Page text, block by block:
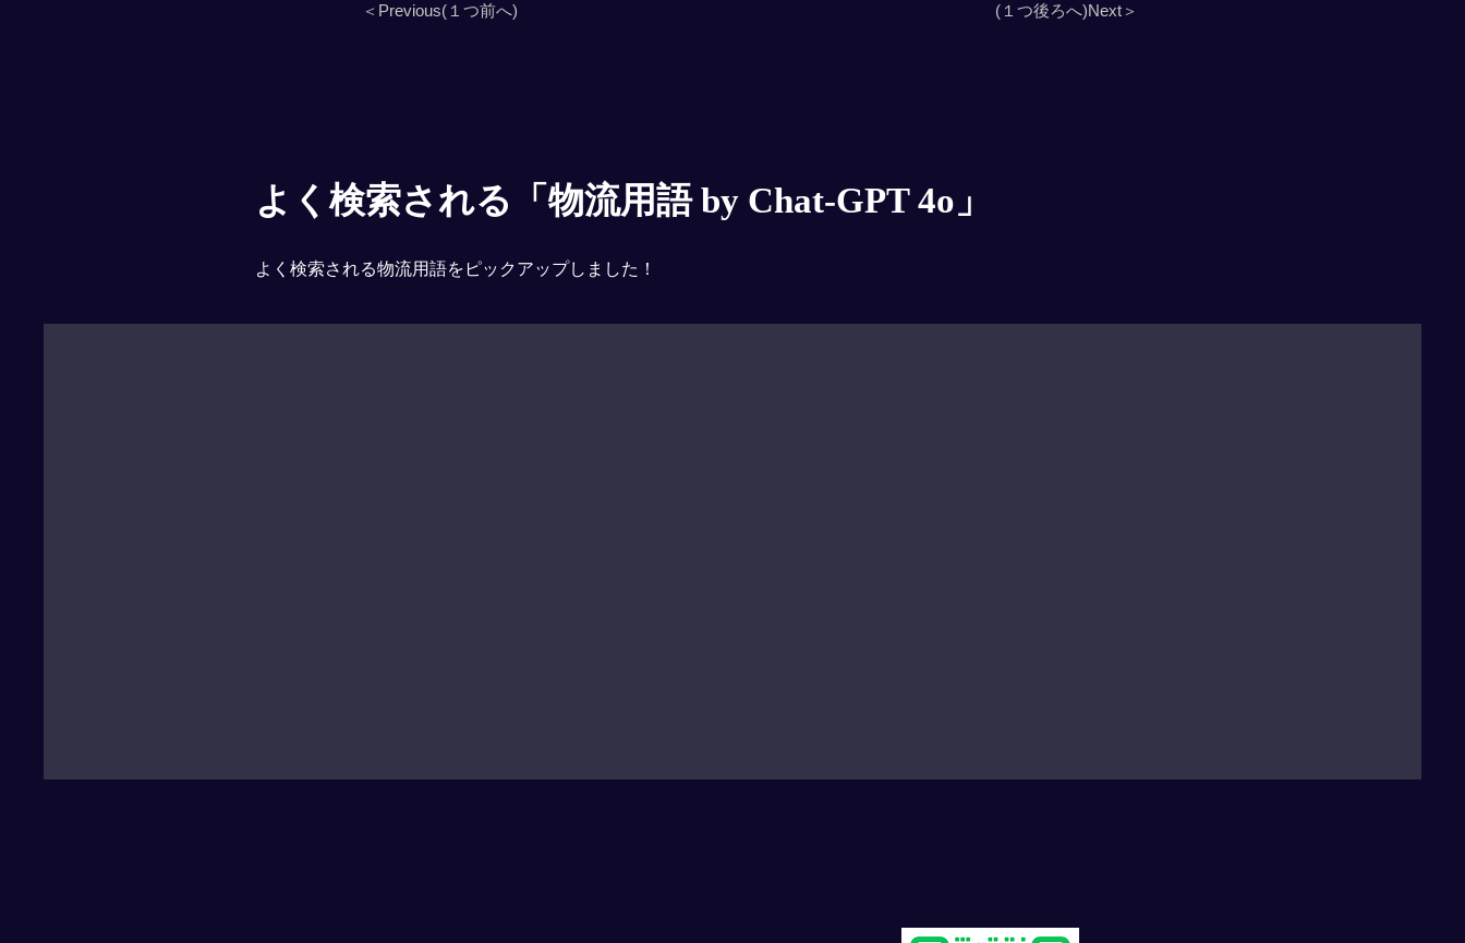
＜Previous(１つ前へ) (１つ後ろへ)Next＞
よく検索される「物流用語 by Chat-GPT 4o」
よく検索される物流用語をピックアップしました！